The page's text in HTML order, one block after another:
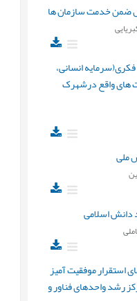
ضمن خدمت سازمان ها
انسانی،
های واقع درشهرک
ملی
اسلامی
استقرار موفقیت آمیز
رشد واحدهای فناور و